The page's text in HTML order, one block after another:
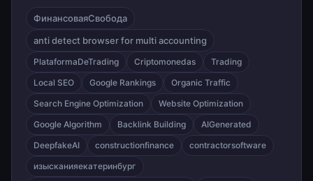
ФинансоваяСвобода
anti detect browser for multi accounting
PlataformaDeTrading Criptomonedas
Trading
Local SEO
Google Rankings
Organic Traffic
Search Engine Optimization
Website Optimization
Google Algorithm
Backlink Building
AIGenerated
DeepfakeAI
constructionfinance
contractorsoftware
изысканияекатеринбург